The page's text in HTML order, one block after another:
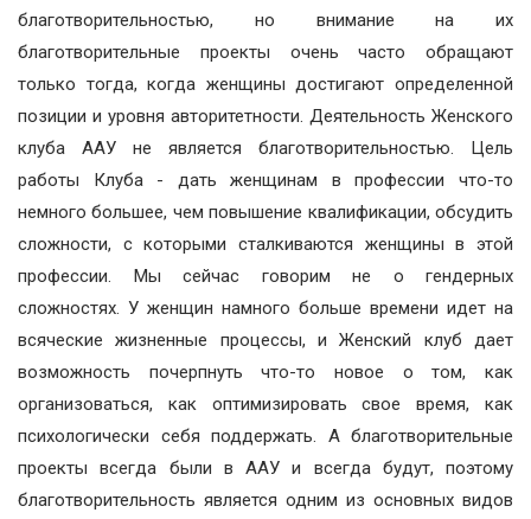
благотворительностью, но внимание на их
благотворительные проекты очень часто обращают
только тогда, когда женщины достигают определенной
позиции и уровня авторитетности. Деятельность Женского
клуба ААУ не является благотворительностью. Цель
работы Клуба - дать женщинам в профессии что-то
немного большее, чем повышение квалификации, обсудить
сложности, с которыми сталкиваются женщины в этой
профессии. Мы сейчас говорим не о гендерных
сложностях. У женщин намного больше времени идет на
всяческие жизненные процессы, и Женский клуб дает
возможность почерпнуть что-то новое о том, как
организоваться, как оптимизировать свое время, как
психологически себя поддержать. А благотворительные
проекты всегда были в ААУ и всегда будут, поэтому
благотворительность является одним из основных видов